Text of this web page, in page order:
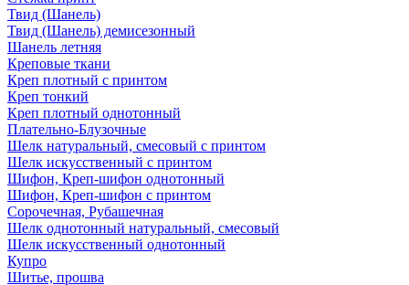
Твид (Шанель)
Твид (Шанель) демисезонный
Шанель летняя
Креповые ткани
Креп плотный с принтом
Креп тонкий
Креп плотный однотонный
Плательно-Блузочные
Шелк натуральный, смесовый с принтом
Шелк искусственный с принтом
Шифон, Креп-шифон однотонный
Шифон, Креп-шифон с принтом
Сорочечная, Рубашечная
Шелк однотонный натуральный, смесовый
Шелк искусственный однотонный
Купро
Шитье, прошва